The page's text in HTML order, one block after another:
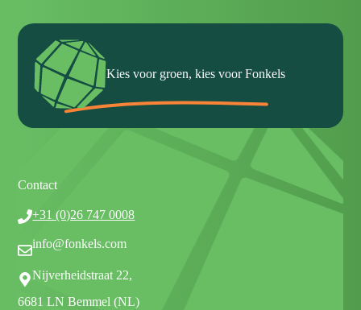
Kies voor groen, kies voor Fonkels
Contact
+31 (0)26 747 0008
info@fonkels.com
Nijverheidstraat 22,
6681 LN Bemmel (NL)